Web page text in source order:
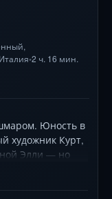
,
Италия•2 ч. 16 мин.
Юность в
художник Курт,
Элли — но
тайну.